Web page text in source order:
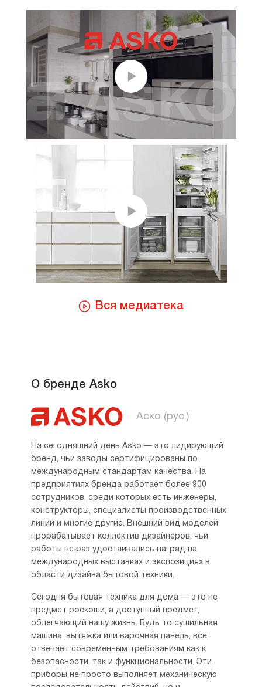
Вся медиатека
О бренде Asko
Аско (рус.)
На сегодняшний день Asko — это лидирующий
бренд, чьи заводы сертифицированы по
международным стандартам качества. На
предприятиях бренда работает более 900
сотрудников, среди которых есть инженеры,
конструкторы, специалисты производственных
линий и многие другие. Внешний вид моделей
прорабатывает коллектив дизайнеров, чьи
работы не раз удостаивались наград на
международных выставках и экспозициях в
области дизайна бытовой техники.
Сегодня бытовая техника для дома — это не
предмет роскоши, а доступный предмет,
облегчающий нашу жизнь. Будь то сушильная
машина, вытяжка или варочная панель, все
отвечает современным требованиям как к
безопасности, так и функциональности. Эти
приборы не просто выполняет механическую